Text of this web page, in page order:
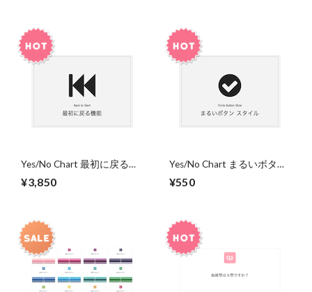
Yes/No Chart 最初に戻る機
能
¥3,850
Yes/No Chart まるいボタン
スタイル
¥550